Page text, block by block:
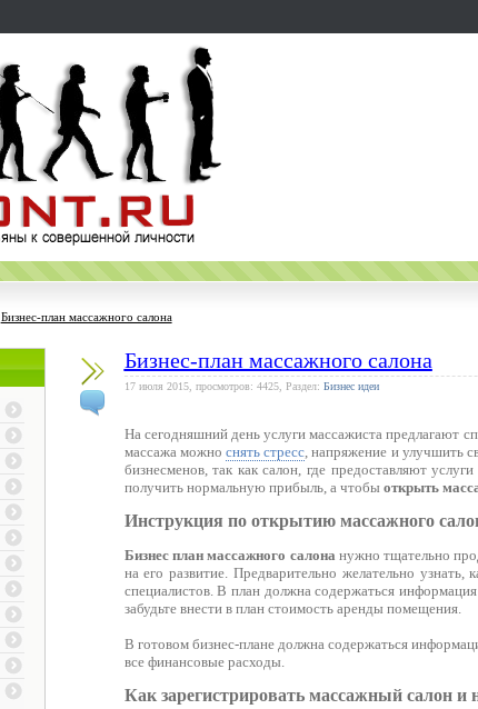
Бизнес-план массажного салона
Бизнес-план массажного салона
17 июля 2015, просмотров: 4425, Раздел: Бизнес идеи
На сегодняшний день услуги массажиста предлагают
массажа можно снять стресс, напряжение и улучшить
бизнесменов, так как салон, где предоставляют
получить нормальную прибыль, а чтобы открыть
Инструкция по открытию массажного
Бизнес план массажного салона нужно тщательно
на его развитие. Предварительно желательно
специалистов. В план должна содержаться
забудьте внести в план стоимость аренды помещения.
В готовом бизнес-плане должна содержаться
все финансовые расходы.
Как зарегистрировать массажный салон и